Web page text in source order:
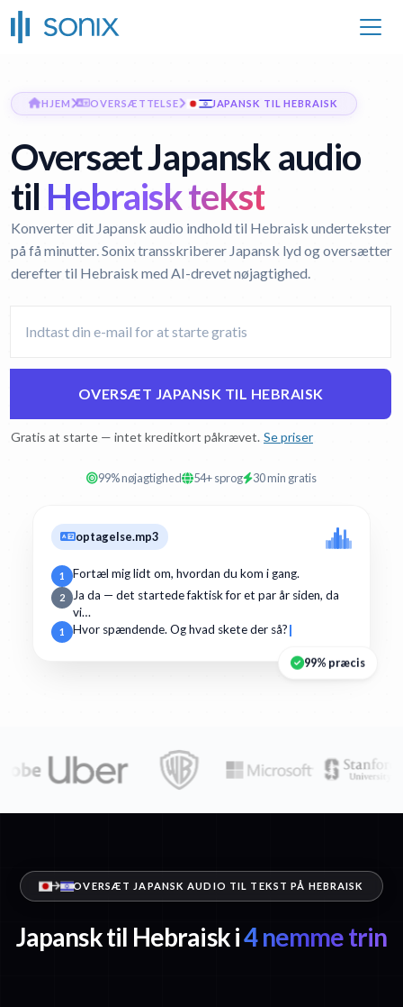
HJEM OVERSÆTTELSE JAPANSK TIL HEBRAISK
Oversæt Japansk audio
til Hebraisk tekst
Konverter dit Japansk audio indhold til Hebraisk undertekster
på få minutter. Sonix transskriberer Japansk lyd og oversætter
derefter til Hebraisk med AI-drevet nøjagtighed.
OVERSÆT JAPANSK TIL HEBRAISK
Gratis at starte — intet kreditkort påkrævet. Se priser
99% nøjagtighed 54+ sprog 30 min gratis
optagelse.mp3
1 Fortæl mig lidt om, hvordan du kom i gang.
2
Ja da — det startede faktisk for et par år siden, da
vi…
1 Hvor spændende. Og hvad skete der så?
99% præcis
OVERSÆT JAPANSK AUDIO TIL TEKST PÅ HEBRAISK
Japansk til Hebraisk i4 nemme trin